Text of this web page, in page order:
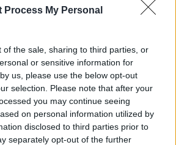
Process My Personal
of the sale, sharing to third parties, or
or sensitive information for
us, please use the below opt-out
selection. Please note that after your
you may continue seeing
on personal information utilized by
disclosed to third parties prior to
separately opt-out of the further
κι οδηγεί τον θεατή στις
παζλ, ένα κομψοτέχνημα,
της Εδέμ γεμάτος
εκδίκηση και ένα
και το τέλος του κόσμου